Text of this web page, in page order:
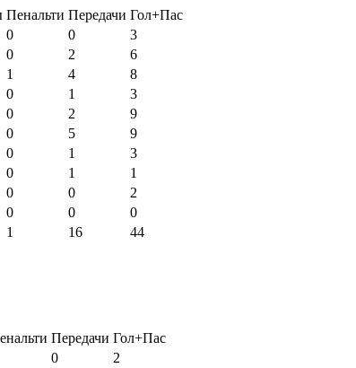
Пенальти Передачи Гол+Пас
0 0
3
0 2
6
1 4
8
0 1
3
0 2
9
0 5
9
0 1
3
0 1
1
0 0
2
0 0
0
1 16 44
Передачи Гол+Пас
0
2